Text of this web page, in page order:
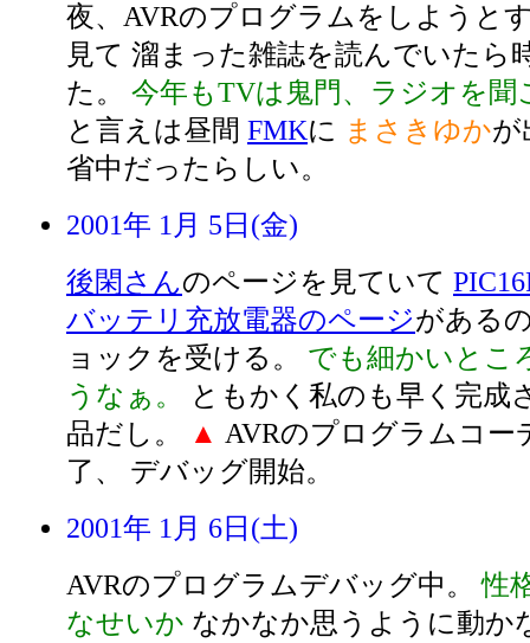
夜、AVRのプログラムをしようと
見て 溜まった雑誌を読んでいたら
た。 今年もTVは鬼門、ラジオを聞
と言えは昼間 FMKに まさきゆかが
省中だったらしい。
2001年 1月 5日(金)
後閑さんのページを見ていて
バッテリ充放電器のページがある
ョックを受ける。 でも細かいとこ
うなぁ。
ともかく私のも早く完成
品だし。
▲ AVRのプログラムコー
了、 デバッグ開始。
2001年 1月 6日(土)
AVRのプログラムデバッグ中。性
なせいか なかなか思うように動か